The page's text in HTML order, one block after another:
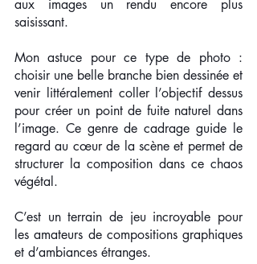
aux images un rendu encore plus
saisissant.
Mon astuce pour ce type de photo :
choisir une belle branche bien dessinée et
venir littéralement coller l’objectif dessus
pour créer un point de fuite naturel dans
l’image. Ce genre de cadrage guide le
regard au cœur de la scène et permet de
structurer la composition dans ce chaos
végétal.
C’est un terrain de jeu incroyable pour
les amateurs de compositions graphiques
et d’ambiances étranges.